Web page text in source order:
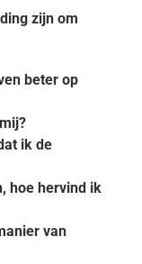
zijn om
beter op
ik de
hoe hervind ik
van